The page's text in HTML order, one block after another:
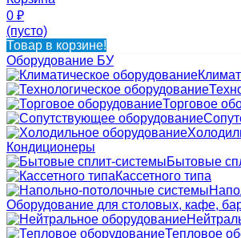
0 ₽
(пусто)
Товар в корзине!
Оборудование БУ
Торговое
Кондиционеры
Бытовые
Кассетного типа
Оборудование для столовых, кафе,
Тепловое